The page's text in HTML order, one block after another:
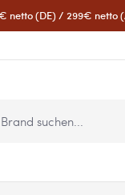
(DE) / 299€ netto